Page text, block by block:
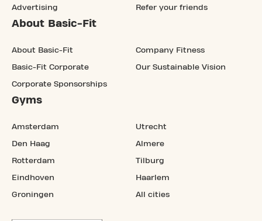
Advertising Refer your friends
About Basic-Fit
About Basic-Fit
Basic-Fit Corporate
Corporate Sponsorships
Company Fitness
Our Sustainable Vision
Gyms
Amsterdam
Den Haag
Rotterdam
Eindhoven
Groningen
Utrecht
Almere
Tilburg
Haarlem
All cities